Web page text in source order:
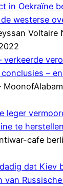
in Oekraïne
westerse
Voltaire
verkeerde
–
leger
te herstellen
cafe
dat Kiev
van